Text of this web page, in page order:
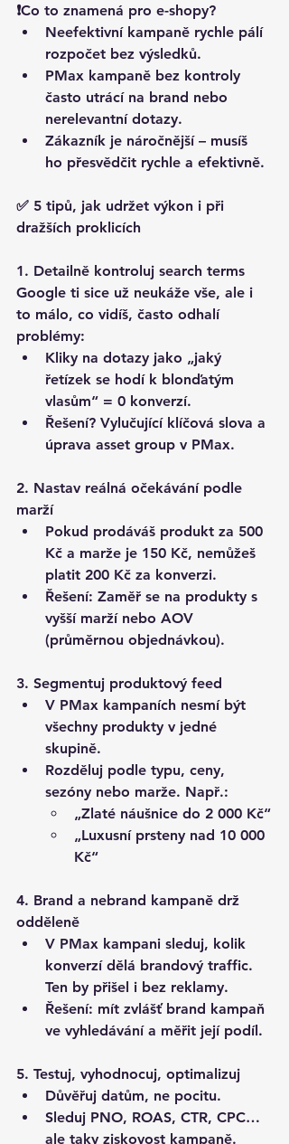
❗Co to znamená pro e-shopy?
Neefektivní kampaně rychle pálí
rozpočet bez výsledků.
PMax kampaně bez kontroly
často utrácí na brand nebo
nerelevantní dotazy.
Zákazník je náročnější – musíš
ho přesvědčit rychle a efektivně.
✅ 5 tipů, jak udržet výkon i při
dražších proklicích
1. Detailně kontroluj search terms
Google ti sice už neukáže vše, ale i
to málo, co vidíš, často odhalí
problémy:
Kliky na dotazy jako „jaký
řetízek se hodí k blonďatým
vlasům“ = 0 konverzí.
Řešení? Vylučující klíčová slova a
úprava asset group v PMax.
2. Nastav reálná očekávání podle
marží
Pokud prodáváš produkt za 500
Kč a marže je 150 Kč, nemůžeš
platit 200 Kč za konverzi.
Řešení: Zaměř se na produkty s
vyšší marží nebo AOV
(průměrnou objednávkou).
3. Segmentuj produktový feed
V PMax kampaních nesmí být
všechny produkty v jedné
skupině.
Rozděluj podle typu, ceny,
sezóny nebo marže. Např.:
„Zlaté náušnice do 2 000 Kč“
„Luxusní prsteny nad 10 000
Kč“
4. Brand a nebrand kampaně drž
odděleně
V PMax kampani sleduj, kolik
konverzí dělá brandový traffic.
Ten by přišel i bez reklamy.
Řešení: mít zvlášť brand kampaň
ve vyhledávání a měřit její podíl.
5. Testuj, vyhodnocuj, optimalizuj
Důvěřuj datům, ne pocitu.
Sleduj PNO, ROAS, CTR, CPC…
ale taky ziskovost kampaně.